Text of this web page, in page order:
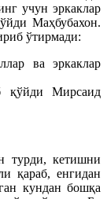
учун эркаклар
Маҳбубахон.
ўтирмади:
ва эркаклар
қўйди Мирсаид
турди, кетишни
қараб, енгидан
кундан бошқа